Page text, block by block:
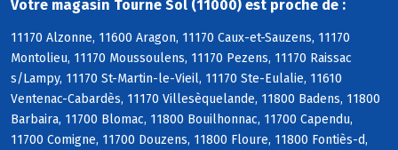
Votre magasin Tourne Sol (11000) est proche de :
11170 Alzonne, 11600 Aragon, 11170 Caux-et-Sauzens, 11170
Montolieu, 11170 Moussoulens, 11170 Pezens, 11170 Raissac
s/Lampy, 11170 St-Martin-le-Vieil, 11170 Ste-Eulalie, 11610
Ventenac-Cabardès, 11170 Villesèquelande, 11800 Badens, 11800
Barbaira, 11700 Blomac, 11800 Bouilhonnac, 11700 Capendu,
11700 Comigne, 11700 Douzens, 11800 Floure, 11800 Fontiès-d,